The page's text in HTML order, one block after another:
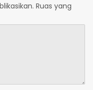
Ruas yang